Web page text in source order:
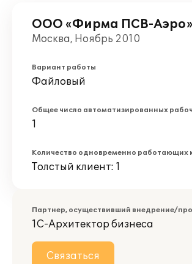
ООО «Фирма ПСВ-Аэро»
Москва, Ноябрь 2010
Вариант работы
Файловый
Общее число автоматизированных
1
Количество одновременно работающих
Толстый клиент: 1
Партнер, осуществивший внедрение/
1С-Архитектор бизнеса
Связаться